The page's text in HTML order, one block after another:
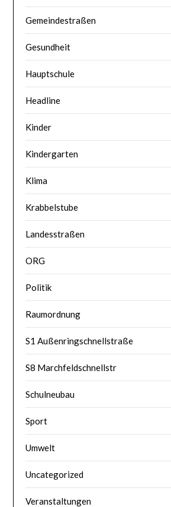
Gemeindestraßen
Gesundheit
Hauptschule
Headline
Kinder
Kindergarten
Klima
Krabbelstube
Landesstraßen
ORG
Politik
Raumordnung
S1 Außenringschnellstraße
S8 Marchfeldschnellstr
Schulneubau
Sport
Umwelt
Uncategorized
Veranstaltungen